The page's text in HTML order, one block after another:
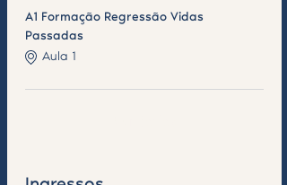
A1 Formação Regressão Vidas
Passadas
Aula 1